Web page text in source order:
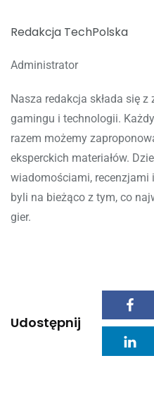
Redakcja TechPolska
Administrator
Nasza redakcja składa się
gamingu i technologii.
razem możemy
eksperckich materiałów.
wiadomościami, recenzjami
byli na bieżąco z tym, co
gier.
Udostępnij